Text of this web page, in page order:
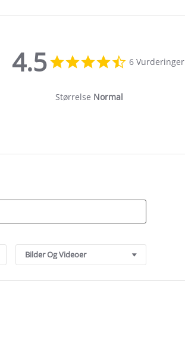
4.5
star
6 Vurderinger
Størrelse Normal
Bilder Og Videoer